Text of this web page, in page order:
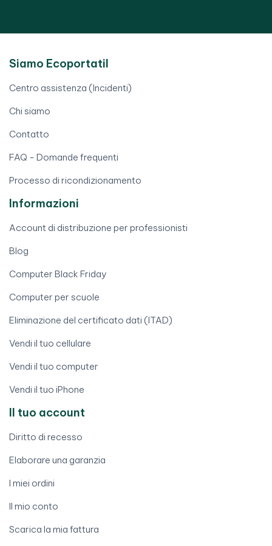
Siamo Ecoportatil
Centro assistenza (Incidenti)
Chi siamo
Contatto
FAQ - Domande frequenti
Processo di ricondizionamento
Informazioni
Account di distribuzione per professionisti
Blog
Computer Black Friday
Computer per scuole
Eliminazione del certificato dati (ITAD)
Vendi il tuo cellulare
Vendi il tuo computer
Vendi il tuo iPhone
Il tuo account
Diritto di recesso
Elaborare una garanzia
I miei ordini
Il mio conto
Scarica la mia fattura